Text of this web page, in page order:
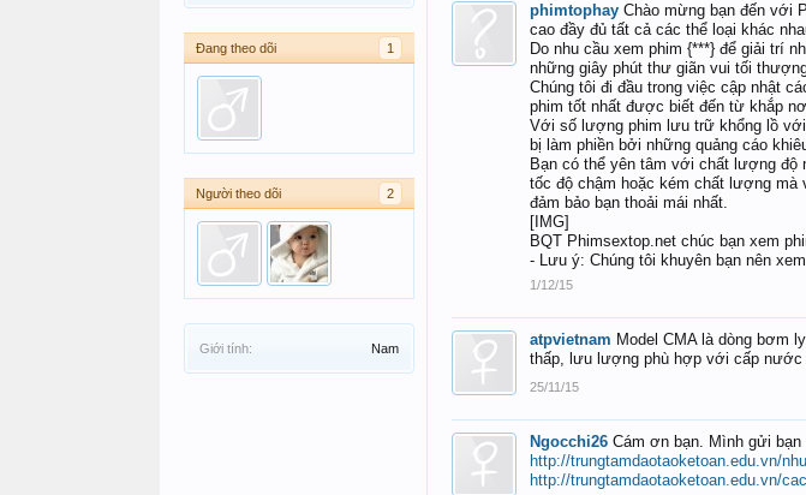
Đang theo dõi 1
Người theo dõi 2
Giới tính: Nam
phimtophay Chào mừng bạn đến với
cao đầy đủ tất cả các thể loại khác
Do nhu cầu xem phim {***} để giải trí
những giây phút thư giãn vui tối
Chúng tôi đi đầu trong việc cập nhật
phim tốt nhất được biết đến từ khắp
Với số lượng phim lưu trữ khổng lồ với
bị làm phiền bởi những quảng cáo
Bạn có thể yên tâm với chất lượng độ
tốc độ chậm hoặc kém chất lượng mà
đảm bảo bạn thoải mái nhất.
[IMG]
BQT Phimsextop.net chúc bạn xem
- Lưu ý: Chúng tôi khuyên bạn nên
1/12/15
atpvietnam Model CMA là dòng bơm
thấp, lưu lượng phù hợp với cấp nước
25/11/15
Ngocchi26 Cám ơn bạn. Mình gửi
http://trungtamdaotaoketoan.edu.vn/
http://trungtamdaotaoketoan.edu.vn/